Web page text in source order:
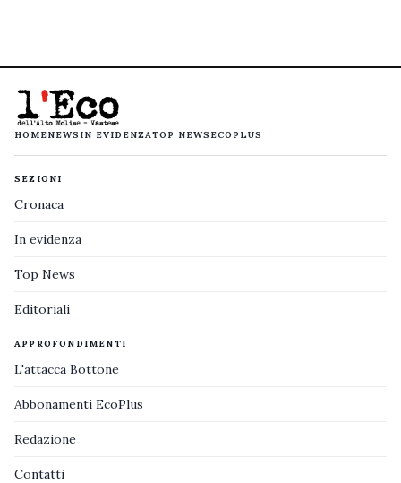
HOMENEWS IN EVIDENZATOP NEWS ECOPLUS
SEZIONI
Cronaca
In evidenza
Top News
Editoriali
APPROFONDIMENTI
L'attacca Bottone
Abbonamenti EcoPlus
Redazione
Contatti